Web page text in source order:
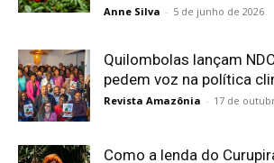
Anne Silva - 5 de junho de 2026
Quilombolas lançam
pedem voz na política
Revista Amazônia - 17 de
Como a lenda do